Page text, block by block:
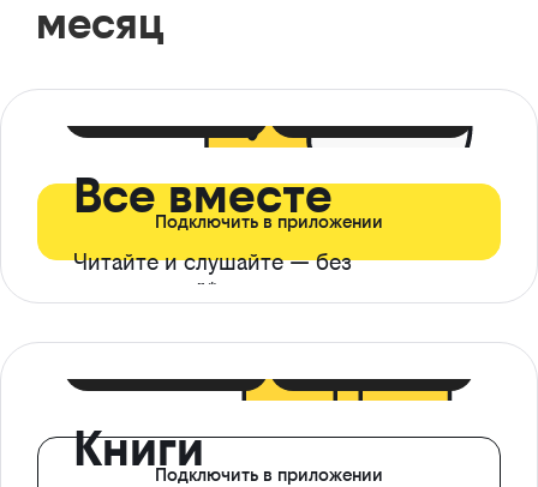
месяц
Все вместе
Читайте и слушайте — без
ограничений*
Подключить в приложении
КнигиПодключить в приложении